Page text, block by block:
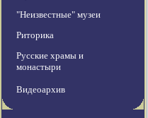
"Неизвестные" музеи
Риторика
Русские храмы и
монастыри
Видеоархив